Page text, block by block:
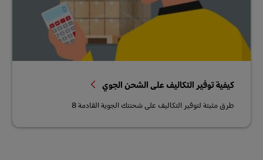
كيفية توفير التكاليف على الشحن الجوي
طرق مثبتة لتوفير التكاليف على شحنتك الجوية القادمة 8